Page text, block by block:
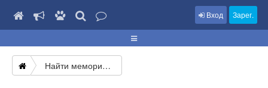
Вход Зарег.
Найти мемориал